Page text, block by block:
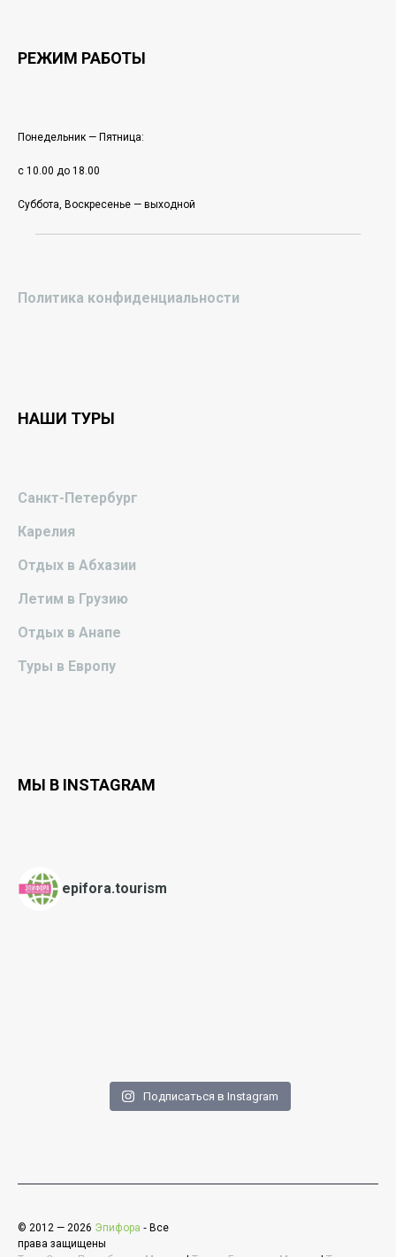
РЕЖИМ РАБОТЫ
Понедельник — Пятница:
с 10.00 до 18.00
Суббота, Воскресенье — выходной
Политика конфиденциальности
НАШИ ТУРЫ
Санкт-Петербург
Карелия
Отдых в Абхазии
Летим в Грузию
Отдых в Анапе
Туры в Европу
МЫ В INSTAGRAM
epifora.tourism
Подписаться в Instagram
© 2012 — 2026 Эпифора ‐ Все
права защищены